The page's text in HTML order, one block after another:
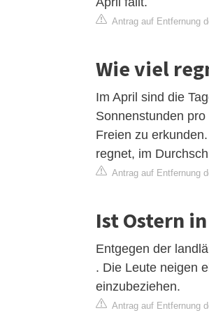
Antrag auf Entfernung
Wie viel
Im April sind die
Sonnenstunden
Freien zu
regnet, im
Antrag auf Entfernung
Ist Ostern
Entgegen der
. Die Leute neigen
einzubeziehen.
Antrag auf Entfernung